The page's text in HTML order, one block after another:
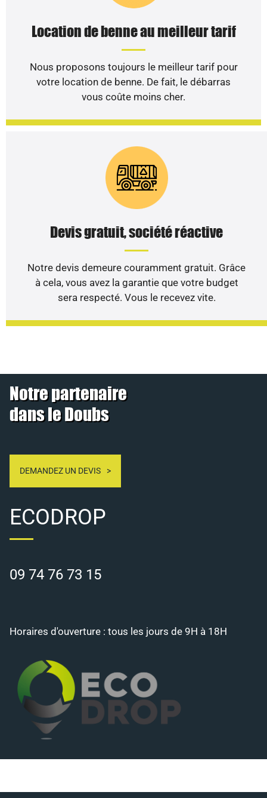
Location de benne au meilleur tarif
Nous proposons toujours le meilleur tarif pour
votre location de benne. De fait, le débarras
vous coûte moins cher.
Devis gratuit, société réactive
Notre devis demeure couramment gratuit. Grâce
à cela, vous avez la garantie que votre budget
sera respecté. Vous le recevez vite.
Notre partenaire
dans le Doubs
DEMANDEZ UN DEVIS
ECODROP
09 74 76 73 15
Horaires d'ouverture : tous les jours de 9H à 18H